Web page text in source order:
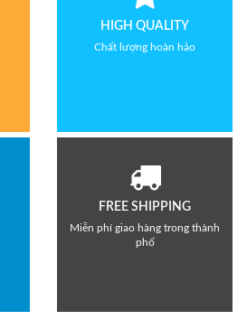
HIGH QUALITY
Chất lượng hoàn hảo
FREE SHIPPING
Miễn phí giao hàng trong thành
phố